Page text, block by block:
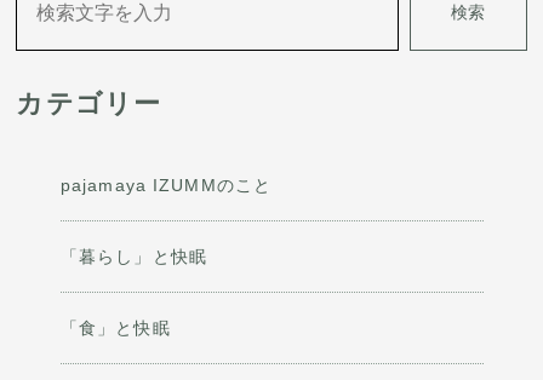
ン
検索
カテゴリー
pajamaya IZUMMのこと
「暮らし」と快眠
「食」と快眠